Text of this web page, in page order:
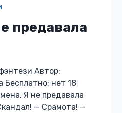
предавала
Автор:
Бесплатно: нет 18
Я не предавала
— Срамота! —